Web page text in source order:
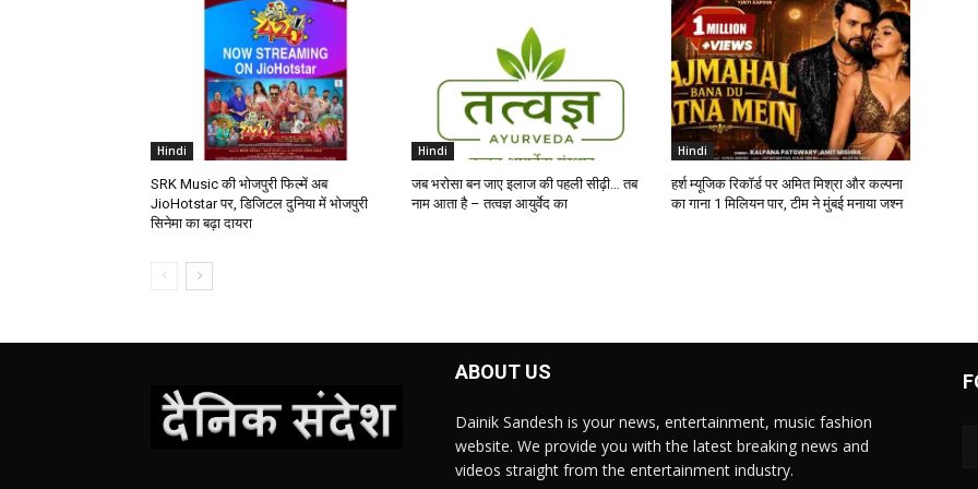
Hindi
SRK Music की भोजपुरी फिल्में अब
JioHotstar पर, डिजिटल दुनिया में भोजपुरी
सिनेमा का बढ़ा दायरा
Hindi
जब भरोसा बन जाए इलाज की पहली सीढ़ी… तब
नाम आता है – तत्वज्ञ आयुर्वेद का
Hindi
हर्श म्यूजिक रिकॉर्ड पर अमित मिश्रा और कल्पना
का गाना 1 मिलियन पार, टीम ने मुंबई मनाया जश्न
ABOUT US
Dainik Sandesh is your news, entertainment, music fashion
website. We provide you with the latest breaking news and
videos straight from the entertainment industry.